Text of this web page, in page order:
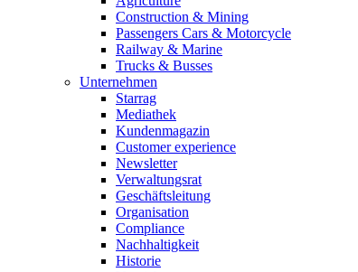
Construction & Mining
Passengers Cars & Motorcycle
Railway & Marine
Trucks & Busses
Unternehmen
Starrag
Mediathek
Kundenmagazin
Customer experience
Newsletter
Verwaltungsrat
Geschäftsleitung
Organisation
Compliance
Nachhaltigkeit
Historie